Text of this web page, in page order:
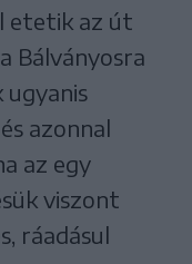
etetik az út
Bálványosra
azonnal
az egy
viszont
ráadásul